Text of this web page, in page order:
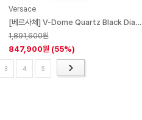
Versace
[베르사체] V-Dome Quartz Black Dial Mens Watch
1,891,600원
847,900원 (55%)
3 4 5